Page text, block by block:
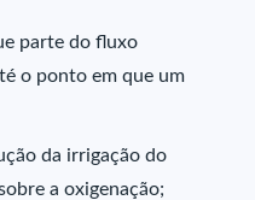
parte do fluxo
o ponto em que um
da irrigação do
a oxigenação;